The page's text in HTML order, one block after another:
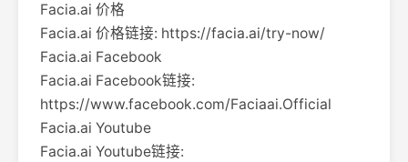
Facia.ai 价格
Facia.ai 价格链接: https://facia.ai/try-now/
Facia.ai Facebook
Facia.ai Facebook链接:
https://www.facebook.com/Faciaai.Official
Facia.ai Youtube
Facia.ai Youtube链接: